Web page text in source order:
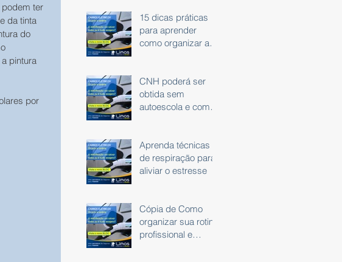
ter
da tinta
do
pintura
por
15 dicas práticas
para aprender
como organizar as
CNH poderá ser
obtida sem
autoescola e com
Aprenda técnicas
de respiração para
aliviar o estresse
Cópia de Como
organizar sua rotina
profissional e